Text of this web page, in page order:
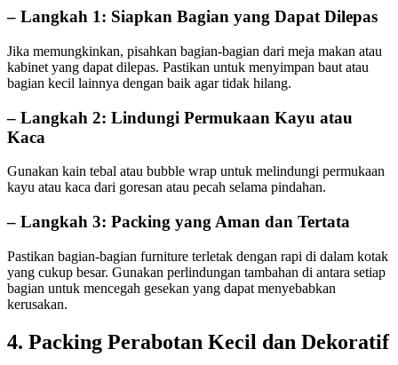
– Langkah 1: Siapkan Bagian yang Dapat Dilepas
Jika memungkinkan, pisahkan bagian-bagian dari meja makan atau
kabinet yang dapat dilepas. Pastikan untuk menyimpan baut atau
bagian kecil lainnya dengan baik agar tidak hilang.
– Langkah 2: Lindungi Permukaan Kayu atau
Kaca
Gunakan kain tebal atau bubble wrap untuk melindungi permukaan
kayu atau kaca dari goresan atau pecah selama pindahan.
– Langkah 3: Packing yang Aman dan Tertata
Pastikan bagian-bagian furniture terletak dengan rapi di dalam kotak
yang cukup besar. Gunakan perlindungan tambahan di antara setiap
bagian untuk mencegah gesekan yang dapat menyebabkan
kerusakan.
4. Packing Perabotan Kecil dan Dekoratif